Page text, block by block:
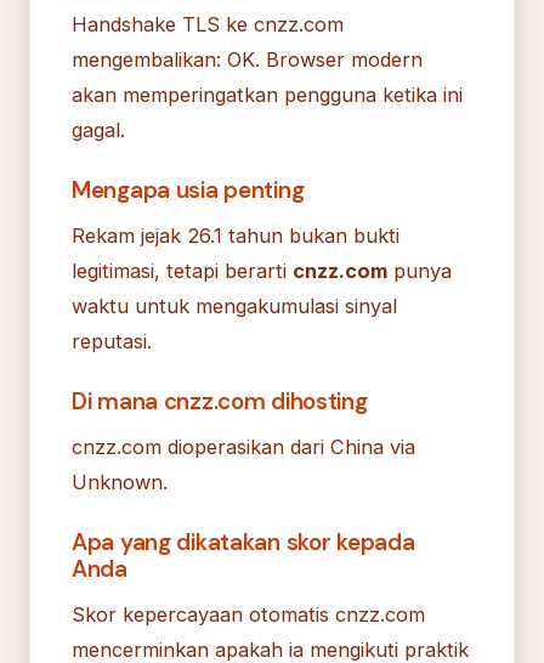
Handshake TLS ke cnzz.com
mengembalikan: OK. Browser modern
akan memperingatkan pengguna ketika ini
gagal.
Mengapa usia penting
Rekam jejak 26.1 tahun bukan bukti
legitimasi, tetapi berarti cnzz.com punya
waktu untuk mengakumulasi sinyal
reputasi.
Di mana cnzz.com dihosting
cnzz.com dioperasikan dari China via
Unknown.
Apa yang dikatakan skor kepada
Anda
Skor kepercayaan otomatis cnzz.com
mencerminkan apakah ia mengikuti praktik